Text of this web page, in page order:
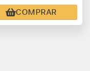
COMPRAR